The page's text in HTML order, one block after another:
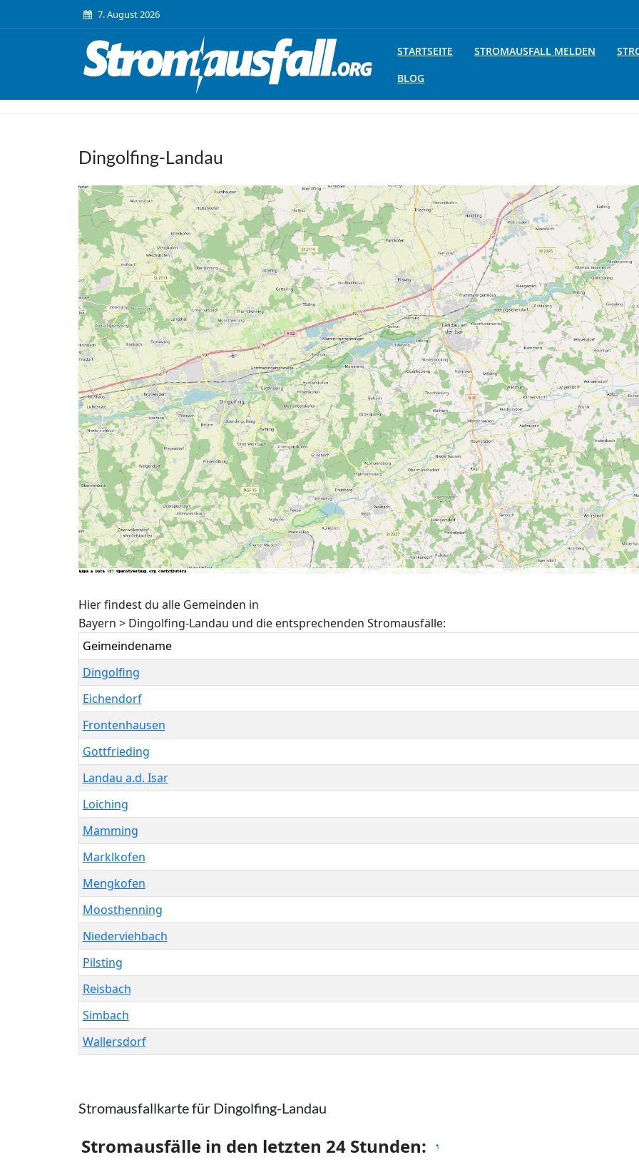
7. August 2026
STARTSEITE STROMAUSFALL MELDEN
BLOG
Dingolfing-Landau
Hier findest du alle Gemeinden in
Bayern > Dingolfing-Landau und die entsprechenden Stromausfälle:
Geimeindename
Dingolfing
Eichendorf
Frontenhausen
Gottfrieding
Landau a.d. Isar
Loiching
Mamming
Marklkofen
Mengkofen
Moosthenning
Niederviehbach
Pilsting
Reisbach
Simbach
Wallersdorf
Stromausfallkarte für Dingolfing-Landau
Stromausfälle in den letzten 24 Stunden: